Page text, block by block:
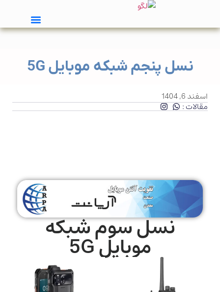
نسل پنجم شبکه موبایل 5G
اسفند 6, 1404
مقالات :
نسل سوم شبکه
موبایل 5G